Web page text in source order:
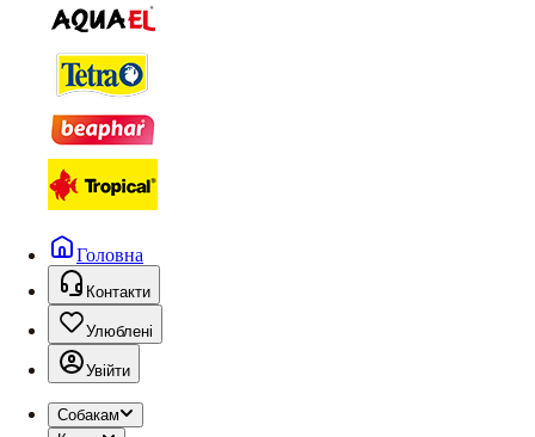
Головна
Контакти
Улюблені
Увійти
Собакам